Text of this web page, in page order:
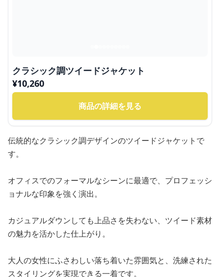
クラシック調ツイードジャケット
¥10,260
商品の詳細を見る
伝統的なクラシック調デザインのツイードジャケットで
す。
オフィスでのフォーマルなシーンに最適で、プロフェッシ
ョナルな印象を強く演出。
カジュアルダウンしても上品さを失わない、ツイード素材
の魅力を活かした仕上がり。
大人の女性にふさわしい落ち着いた雰囲気と、洗練された
スタイリングを実現できる一着です。